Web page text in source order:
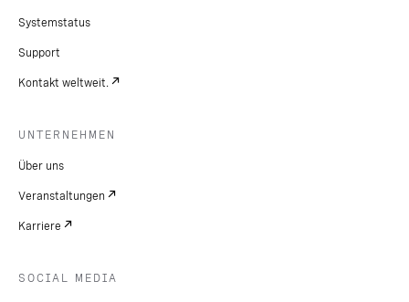
Systemstatus
Support
Kontakt weltweit.
UNTERNEHMEN
Über uns
Veranstaltungen
Karriere
SOCIAL MEDIA